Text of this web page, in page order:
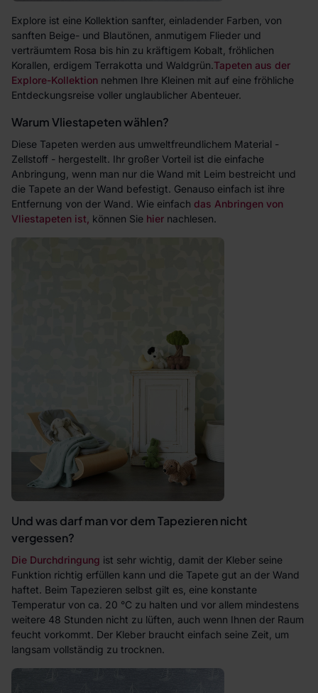
Explore ist eine Kollektion sanfter, einladender Farben, von
sanften Beige- und Blautönen, anmutigem Flieder und
verträumtem Rosa bis hin zu kräftigem Kobalt, fröhlichen
Korallen, erdigem Terrakotta und Waldgrün.Tapeten aus der
Explore-Kollektion nehmen Ihre Kleinen mit auf eine fröhliche
Entdeckungsreise voller unglaublicher Abenteuer.
Warum Vliestapeten wählen?
Diese Tapeten werden aus umweltfreundlichem Material -
Zellstoff - hergestellt. Ihr großer Vorteil ist die einfache
Anbringung, wenn man nur die Wand mit Leim bestreicht und
die Tapete an der Wand befestigt. Genauso einfach ist ihre
Entfernung von der Wand. Wie einfach das Anbringen von
Vliestapeten ist, können Sie hier nachlesen.
Und was darf man vor dem Tapezieren nicht
vergessen?
Die Durchdringung ist sehr wichtig, damit der Kleber seine
Funktion richtig erfüllen kann und die Tapete gut an der Wand
haftet. Beim Tapezieren selbst gilt es, eine konstante
Temperatur von ca. 20 °C zu halten und vor allem mindestens
weitere 48 Stunden nicht zu lüften, auch wenn Ihnen der Raum
feucht vorkommt. Der Kleber braucht einfach seine Zeit, um
langsam vollständig zu trocknen.